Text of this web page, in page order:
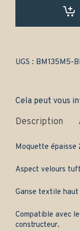
Gamme
UGS : BM135M5-
Cela peut vous
Description
Moquette épaisse
Aspect velours
Ganse textile haut
Compatible avec
constructeur.